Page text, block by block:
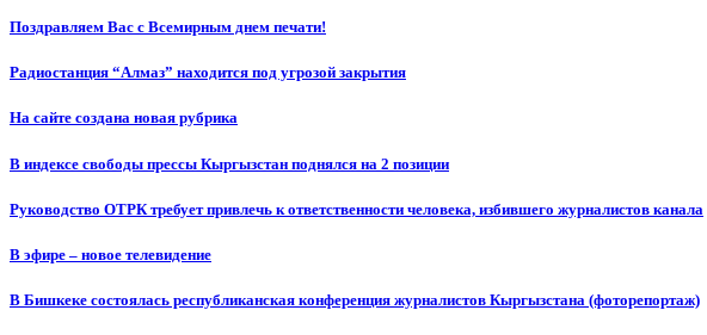
Поздравляем Вас с Всемирным днем печати!
Радиостанция “Алмаз” находится под угрозой закрытия
На сайте создана новая рубрика
В индексе свободы прессы Кыргызстан поднялся на 2 позиции
Руководство ОТРК требует привлечь к ответственности человека, избившего журналистов канала
В эфире – новое телевидение
В Бишкеке состоялась республиканская конференция журналистов Кыргызстана (фоторепортаж)